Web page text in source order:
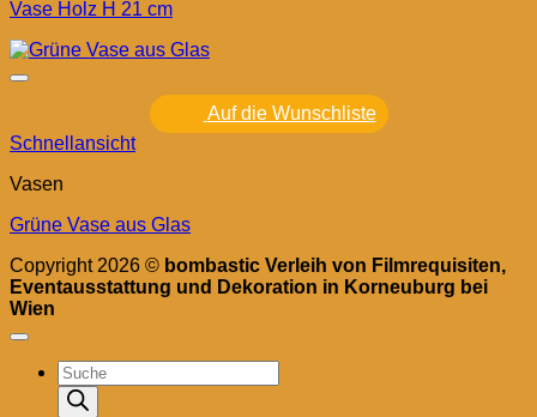
Vase Holz H 21 cm
Auf die Wunschliste
Schnellansicht
Vasen
Grüne Vase aus Glas
Copyright 2026 © bombastic Verleih von Filmrequisiten,
Eventausstattung und Dekoration in Korneuburg bei
Wien
Products
search